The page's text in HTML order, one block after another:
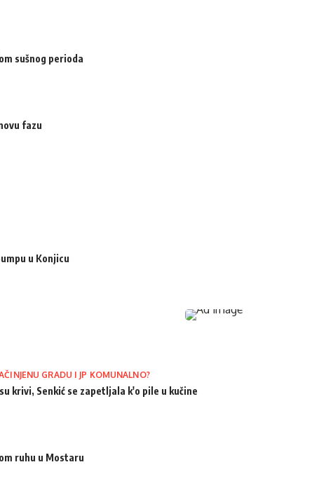
sušnog perioda
fazu
u Konjicu
GRADU I JP KOMUNALNO?
krivi, Senkić se zapetljala k'o pile u kučine
ruhu u Mostaru